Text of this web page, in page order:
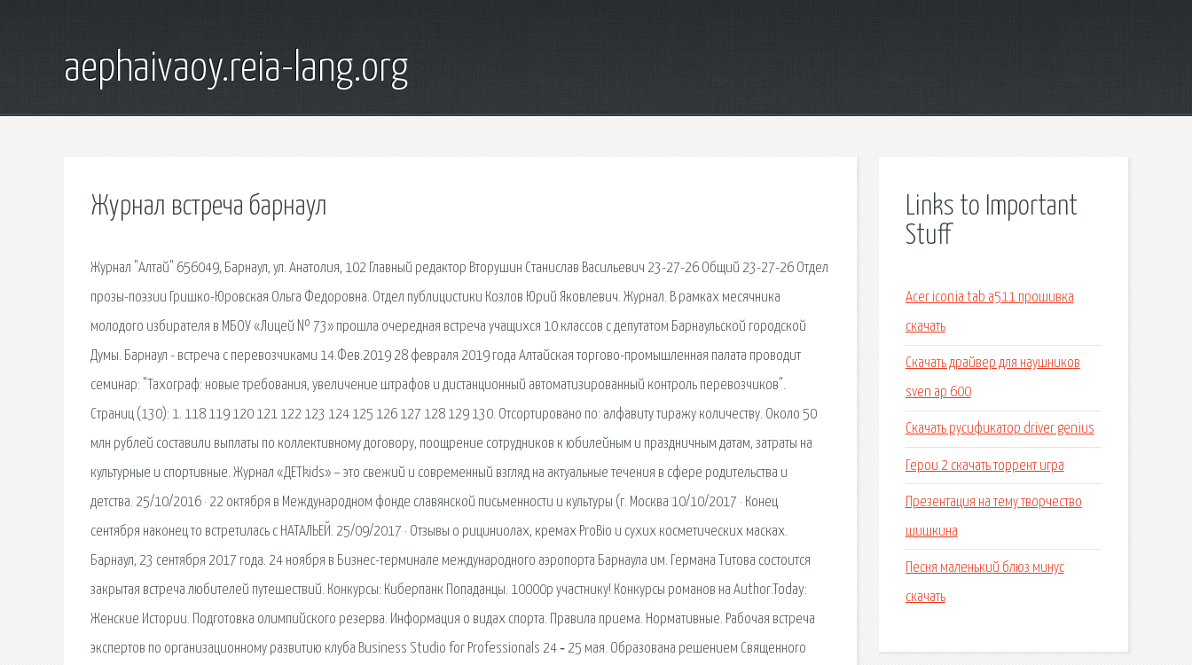
aephaivaoy.reia-lang.org
Журнал встреча барнаул
Журнал "Алтай" 656049, Барнаул, ул. Анатолия, 102 Главный редактор Вторушин Станислав Васильевич 23-27-26 Общий 23-27-26 Отдел
прозы-поэзии Гришко-Юровская Ольга Федоровна. Отдел публицистики Козлов Юрий Яковлевич. Журнал. В рамках месячника
молодого избирателя в МБОУ «Лицей № 73» прошла очередная встреча учащихся 10 классов с депутатом Барнаульской городской
Думы. Барнаул - встреча с перевозчиками 14.Фев.2019 28 февраля 2019 года Алтайская торгово-промышленная палата проводит
семинар: "Тахограф: новые требования, увеличение штрафов и дистанционный автоматизированный контроль перевозчиков".
Страниц (130): 1. 118 119 120 121 122 123 124 125 126 127 128 129 130. Отсортировано по: алфавиту тиражу количеству. Около 50
млн рублей составили выплаты по коллективному договору, поощрение сотрудников к юбилейным и праздничным датам, затраты на
культурные и спортивные. Журнал «ДЕТkids» – это свежий и современный взгляд на актуальные течения в сфере родительства и
детства. 25/10/2016 · 22 октября в Международном фонде славянской письменности и культуры (г. Москва 10/10/2017 · Конец
сентября наконец то встретилась с НАТАЛЬЕЙ. 25/09/2017 · Отзывы о рициниолах, кремах ProBio и сухих косметических масках.
Барнаул, 23 сентября 2017 года. 24 ноября в Бизнес-терминале международного аэропорта Барнаула им. Германа Титова состоится
закрытая встреча любителей путешествий. Конкурсы: Киберпанк Попаданцы. 10000р участнику! Конкурсы романов на Author.Today:
Женские Истории. Подготовка олимпийского резерва. Информация о видах спорта. Правила приема. Нормативные. Рабочая встреча
экспертов по организационному развитию клуба Business Studio for Professionals 24 ‑ 25 мая. Образована решением Священного
Links to Important
Stuff
Acer iconia tab a511 прошивка
скачать
Скачать драйвер для наушников
sven ap 600
Скачать русификатор driver genius
Герои 2 скачать торрент игра
Презентация на тему творчество
шишкина
Песня маленький блюз минус
скачать